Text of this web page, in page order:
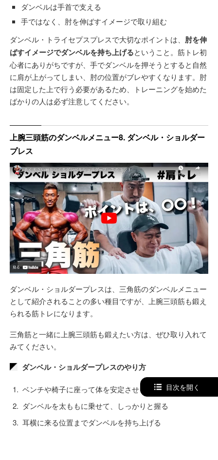
ダンベルは手首で支える
手ではなく、肘を伸ばすイメージで取り組む
ダンベル・トライセプスプレスで大切なポイントは、 肘を伸
ばすイメージでダンベルを持ち上げるということ。筋トレ初
心者にありがちですが、手でダンベルを押そうとすると自然
に肩が上がってしまい、肘の位置がブレやすくなります。肘
は固定した上で行う必要があるため、トレーニングを始めた
ばかりの人は必ず注意してください。
上腕三頭筋のダンベルメニュー8. ダンベル・ショルダー
プレス
ダンベル・ショルダープレスは、三角筋のダンベルメニュー
として紹介されることの多い種目ですが、上腕三頭筋も鍛え
られる筋トレになります。
三角筋と一緒に上腕三頭筋も鍛えたい方は、ぜひ取り入れて
みてください。
ダンベル・ショルダープレスのやり方
ベンチや椅子に座って体を安定させる
ダンベルを太ももに乗せて、しっかりと握る
耳横に来る位置までダンベルを持ち上げる
目次を開く